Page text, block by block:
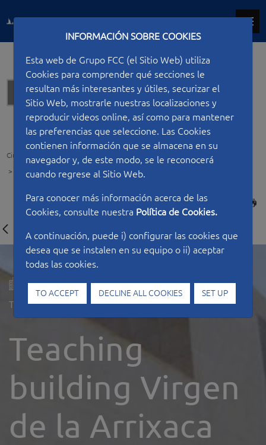
INFORMACIÓN SOBRE COOKIES
Esta web de Grupo FCC (el Sitio Web) utiliza
Cookies para comprender qué secciones le
resultan más interesantes y útiles, securizar el
Sitio Web, mostrarle nuestras localizaciones y
reproducir videos online, así como para mantener
las preferencias que seleccione. Las Cookies
contienen información que se almacena en su
navegador y, de este modo, se le reconocerá
cuando regrese al Sitio Web.
Para conocer más información acerca de las
Cookies, consulte nuestra Política de Cookies.
A continuación, puede i) configurar las cookies que
desea que se instalen en su equipo o ii) aceptar
todas las cookies.
TO ACCEPT DECLINE ALL COOKIES SET UP
Hospitals
Ciudad FCC Type of work
Hospitals
Teaching building Virgen de la Arrixaca
Type of work Hospitals
Teaching
building Virgen
de la Arrixaca